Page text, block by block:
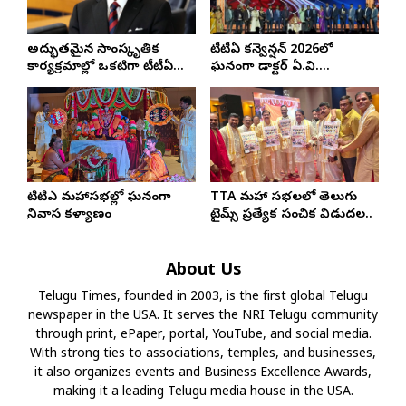
అద్భుతమైన సాంస్కృతిక
కార్యక్రమాల్లో ఒకటిగా టీటీఏ
కన్వెన్షన్ నిలిచిపోతుంది: మేయర్
రాబ్ హారింగ్టన్
టీటీఏ కన్వెన్షన్ 2026లో
ఘనంగా డాక్టర్ ఏ.వి.
గురువారెడ్డికి సత్కారం..
టిటిఎ మహాసభల్లో ఘనంగా
శ్రీనివాస కళ్యాణం
TTA మహా సభలలో తెలుగు
టైమ్స్ ప్రత్యేక సంచిక విడుదల..
About Us
Telugu Times, founded in 2003, is the first global Telugu
newspaper in the USA. It serves the NRI Telugu community
through print, ePaper, portal, YouTube, and social media.
With strong ties to associations, temples, and businesses,
it also organizes events and Business Excellence Awards,
making it a leading Telugu media house in the USA.